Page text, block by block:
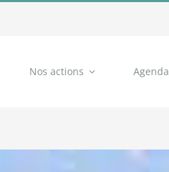
Nos actions Agenda